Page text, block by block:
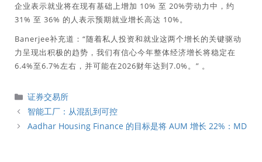
企业表示就业将在现有基础上增加 10% 至 20%劳动力中，约
31% 至 36% 的人表示预期就业增长高达 10%。
Banerjee补充道：“随着私人投资和就业这两个增长的关键驱动
力呈现出积极的趋势，我们有信心今年整体经济增长将稳定在
6.4%至6.7%左右，并可能在2026财年达到7.0%。” 。
分
類
证券交易所
智能工厂：从混乱到可控
Aadhar Housing Finance 的目标是将 AUM 增长 22%：MD